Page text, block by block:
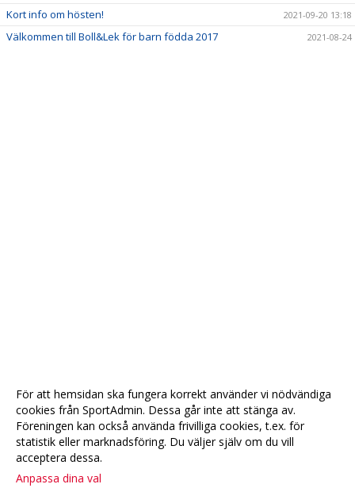
Kort info om hösten! 2021-09-20 13:18
Välkommen till Boll&Lek för barn födda 2017 2021-08-24
För att hemsidan ska fungera korrekt använder vi nödvändiga
cookies från SportAdmin. Dessa går inte att stänga av.
Föreningen kan också använda frivilliga cookies, t.ex. för
statistik eller marknadsföring. Du väljer själv om du vill
acceptera dessa.
Anpassa dina val